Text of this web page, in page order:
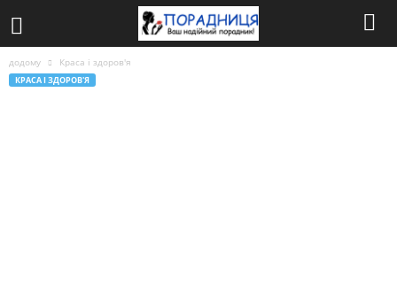
додому Краса і здоров'я
КРАСА І ЗДОРОВ'Я